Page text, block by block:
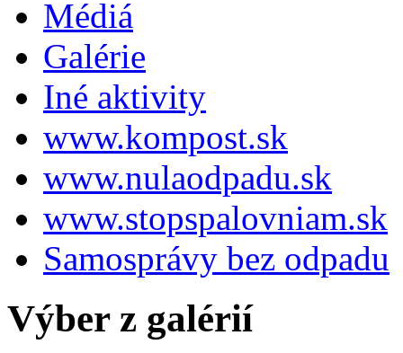
Médiá
Galérie
Iné aktivity
www.kompost.sk
www.nulaodpadu.sk
www.stopspalovniam.sk
Samosprávy bez odpadu
Výber z galérií